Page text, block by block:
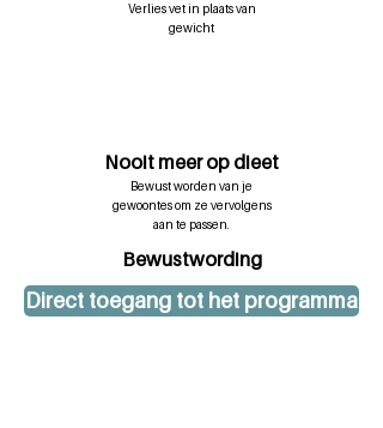
Verlies vet in plaats van
gewicht
Nooit meer op dieet
Bewust worden van je
gewoontes om ze vervolgens
aan te passen.
Bewustwording
Direct toegang tot het programma